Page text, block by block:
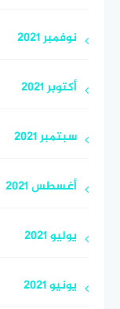
نوفمبر 2021
أكتوبر 2021
سبتمبر 2021
أغسطس 2021
يوليو 2021
يونيو 2021